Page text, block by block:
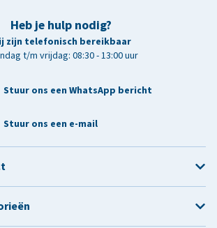
Heb je hulp nodig?
zijn telefonisch bereikbaar
t/m vrijdag: 08:30 - 13:00 uur
Stuur ons een WhatsApp bericht
Stuur ons een e-mail